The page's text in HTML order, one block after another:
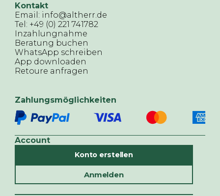
Kontakt
Email: info@altherr.de
Tel: +49 (0) 221 741782
Inzahlungnahme
Beratung buchen
WhatsApp schreiben
App downloaden
Retoure anfragen
Zahlungsmöglichkeiten
Account
Konto erstellen
Anmelden